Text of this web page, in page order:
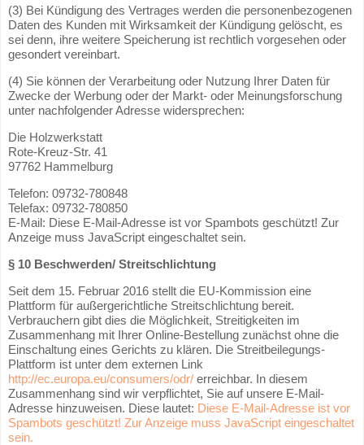
(3) Bei Kündigung des Vertrages werden die personenbezogenen
Daten des Kunden mit Wirksamkeit der Kündigung gelöscht, es
sei denn, ihre weitere Speicherung ist rechtlich vorgesehen oder
gesondert vereinbart.
(4) Sie können der Verarbeitung oder Nutzung Ihrer Daten für
Zwecke der Werbung oder der Markt- oder Meinungsforschung
unter nachfolgender Adresse widersprechen:
Die Holzwerkstatt
Rote-Kreuz-Str. 41
97762 Hammelburg
Telefon: 09732-780848
Telefax: 09732-780850
E-Mail: Diese E-Mail-Adresse ist vor Spambots geschützt! Zur
Anzeige muss JavaScript eingeschaltet sein.
§ 10 Beschwerden/ Streitschlichtung
Seit dem 15. Februar 2016 stellt die EU-Kommission eine
Plattform für außergerichtliche Streitschlichtung bereit.
Verbrauchern gibt dies die Möglichkeit, Streitigkeiten im
Zusammenhang mit Ihrer Online-Bestellung zunächst ohne die
Einschaltung eines Gerichts zu klären. Die Streitbeilegungs-
Plattform ist unter dem externen Link
http://ec.europa.eu/consumers/odr/ erreichbar. In diesem
Zusammenhang sind wir verpflichtet, Sie auf unsere E-Mail-
Adresse hinzuweisen. Diese lautet: Diese E-Mail-Adresse ist vor
Spambots geschützt! Zur Anzeige muss JavaScript eingeschaltet
sein.